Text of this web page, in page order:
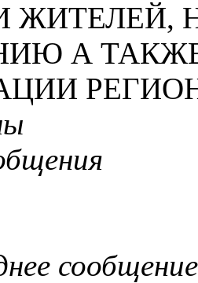
ЖИТЕЛЕЙ,
А
сообщение